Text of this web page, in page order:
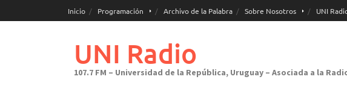
al
Inicio Programación Archivo de la Palabra Sobre Nosotros UNI
UNI Radio
107.7 FM – Universidad de la República, Uruguay – Asociada a la